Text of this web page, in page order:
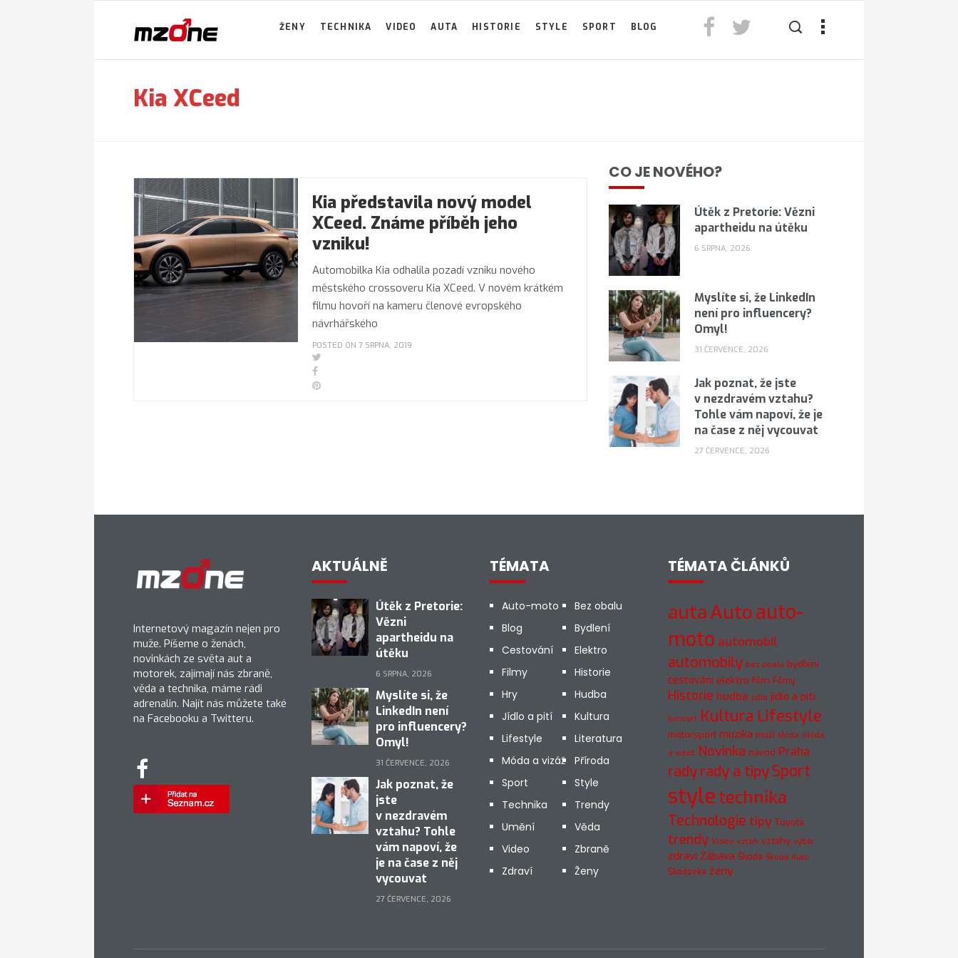
ŽENY TECHNIKA VIDEO AUTA HISTORIE STYLE SPORT BLOG
Kia XCeed
Kia představila nový model
XCeed. Známe příběh jeho
vzniku!
Automobilka Kia odhalila pozadí vzniku nového
městského crossoveru Kia XCeed. V novém krátkém
filmu hovoří na kameru členové evropského
návrhářského
POSTED ON 7 SRPNA, 2019
CO JE NOVÉHO?
Útěk z Pretorie: Vězni
apartheidu na útěku
6 SRPNA, 2026
Myslíte si, že LinkedIn
není pro influencery?
Omyl!
31 ČERVENCE, 2026
Jak poznat, že jste
v nezdravém vztahu?
Tohle vám napoví, že je
na čase z něj vycouvat
27 ČERVENCE, 2026
Internetový magazín nejen pro
muže. Píšeme o ženách,
novinkách ze světa aut a
motorek, zajímají nás zbraně,
věda a technika, máme rádi
adrenalin. Najít nás můžete také
na Facebooku a Twitteru.
AKTUÁLNĚ
Útěk z Pretorie:
Vězni
apartheidu na
útěku
6 SRPNA, 2026
Myslíte si, že
LinkedIn není
pro influencery?
Omyl!
31 ČERVENCE, 2026
Jak poznat, že
jste
v nezdravém
vztahu? Tohle
vám napoví, že
je na čase z něj
vycouvat
27 ČERVENCE, 2026
TÉMATA
Auto-moto
Bez obalu
Blog
Bydlení
Cestování
Elektro
Filmy
Historie
Hry
Hudba
Jídlo a pití
Kultura
Lifestyle
Literatura
Móda a vizáž
Příroda
Sport
Style
Technika
Trendy
Umění
Věda
Video
Zbraně
Zdraví
Ženy
TÉMATA ČLÁNKŮ
autaAutoauto-
moto automobil
automobily bez obalu bydlení
cestování elektro film Filmy
Historie hudba jídlo jídlo a pití
koncert Kultura Lifestyle
motorsport muzika muži Móda móda
a vizáž Novinka návod Praha
radyrady a tipySport
styletechnika
Technologie tipy Toyota
trendy Video vztah vztahy výběr
zdraví Zábava Škoda Škoda Auto
Škodovka ženy